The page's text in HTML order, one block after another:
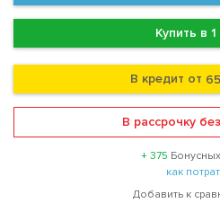
Купить в 1
В кредит от
В рассрочку
+ 375
как
Добавить к